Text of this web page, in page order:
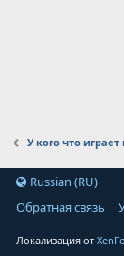
У кого что играет
Russian (RU)
Обратная связь
Локализация от